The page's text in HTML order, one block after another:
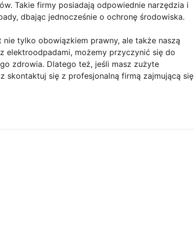
Takie firmy posiadają odpowiednie narzędzia i
dbając jednocześnie o ochronę środowiska.
tylko obowiązkiem prawny, ale także naszą
elektroodpadami, możemy przyczynić się do
zdrowia. Dlatego też, jeśli masz zużyte
skontaktuj się z profesjonalną firmą zajmującą się